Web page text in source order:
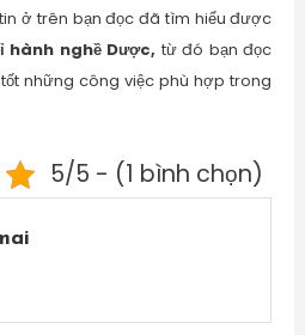
ở trên bạn đọc đã tìm hiểu được
hành nghề Dược, từ đó bạn đọc
những công việc phù hợp trong
5/5 - (1 bình chọn)